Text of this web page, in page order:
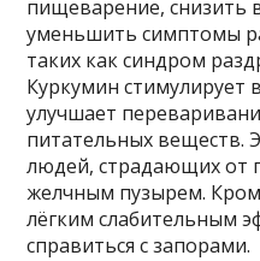
пищеварение, снизить
уменьшить симптомы
таких как синдром
Куркумин стимулирует
улучшает
питательных веществ.
людей, страдающих от
желчным пузырем.
лёгким слабительным
справиться с запорами.